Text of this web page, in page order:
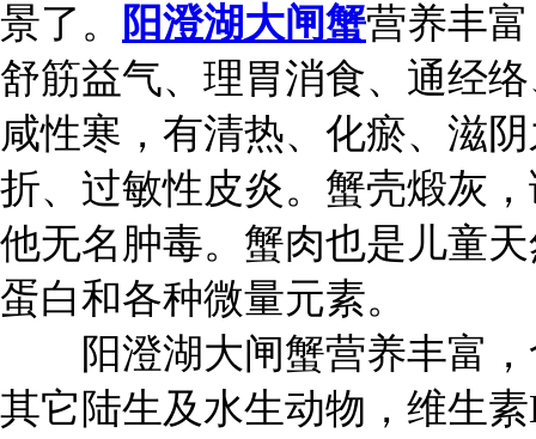
景了。
阳澄湖大闸蟹营养丰
舒筋益气、理胃消食、通经
咸性寒，有清热、化瘀、滋
折、过敏性皮炎。蟹壳煅灰
他无名肿毒。蟹肉也是儿童
蛋白和各种微量元素。
阳澄湖大闸蟹营养丰富，
其它陆生及水生动物，维生